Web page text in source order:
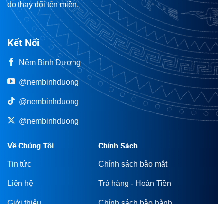
do thay đổi tên miền.
Kết Nối
Nệm Bình Dương
@nembinhduong
@nembinhduong
@nembinhduong
Về Chúng Tôi
Tin tức
Liên hệ
Chính Sách
Chính sách bảo mật
Trà hàng - Hoàn Tiền